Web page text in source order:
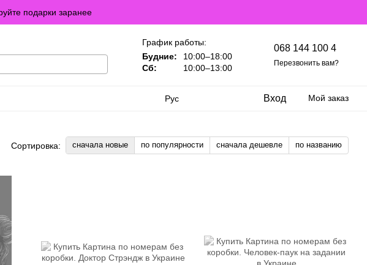
подарки заранее
График работы:
Будние:
10:00–18:00
Сб:
10:00–13:00
068 144 100 4
Перезвонить вам?
Рус Вход Мой заказ
Сортировка: сначала новые по популярности сначала дешевле по названию